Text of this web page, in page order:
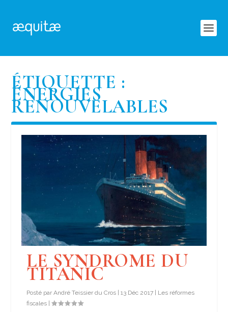
ÉTIQUETTE :
ÉNERGIES
RENOUVELABLES
LE SYNDROME DU
TITANIC
Posté parAndré Teissier du Cros |13 Déc 2017 | Les réformes
fiscales |